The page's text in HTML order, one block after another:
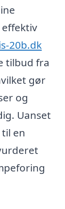
20b.dk
tilbud fra
gør
og
Uanset
en